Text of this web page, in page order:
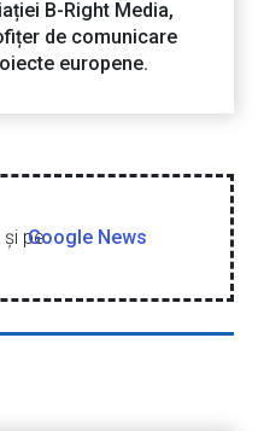
B-Right Media,
de comunicare
europene.
şi peGoogle News